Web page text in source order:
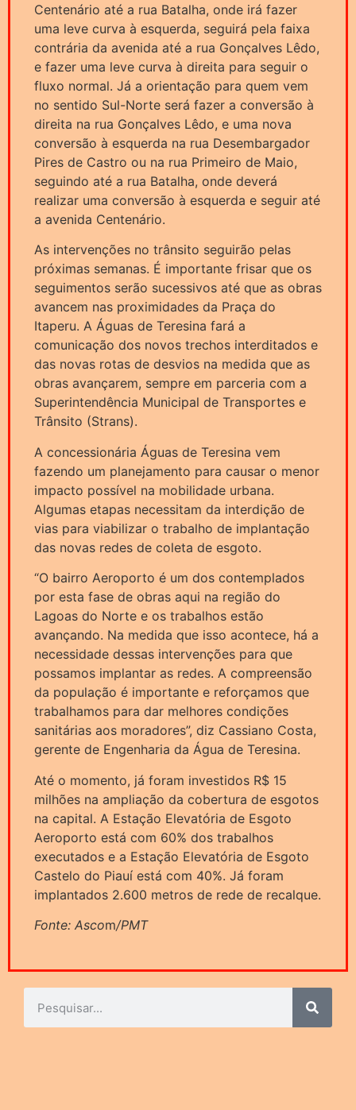
Centenário até a rua Batalha, onde irá fazer
uma leve curva à esquerda, seguirá pela faixa
contrária da avenida até a rua Gonçalves Lêdo,
e fazer uma leve curva à direita para seguir o
fluxo normal. Já a orientação para quem vem
no sentido Sul-Norte será fazer a conversão à
direita na rua Gonçalves Lêdo, e uma nova
conversão à esquerda na rua Desembargador
Pires de Castro ou na rua Primeiro de Maio,
seguindo até a rua Batalha, onde deverá
realizar uma conversão à esquerda e seguir até
a avenida Centenário.
As intervenções no trânsito seguirão pelas
próximas semanas. É importante frisar que os
seguimentos serão sucessivos até que as obras
avancem nas proximidades da Praça do
Itaperu. A Águas de Teresina fará a
comunicação dos novos trechos interditados e
das novas rotas de desvios na medida que as
obras avançarem, sempre em parceria com a
Superintendência Municipal de Transportes e
Trânsito (Strans).
A concessionária Águas de Teresina vem
fazendo um planejamento para causar o menor
impacto possível na mobilidade urbana.
Algumas etapas necessitam da interdição de
vias para viabilizar o trabalho de implantação
das novas redes de coleta de esgoto.
“O bairro Aeroporto é um dos contemplados
por esta fase de obras aqui na região do
Lagoas do Norte e os trabalhos estão
avançando. Na medida que isso acontece, há a
necessidade dessas intervenções para que
possamos implantar as redes. A compreensão
da população é importante e reforçamos que
trabalhamos para dar melhores condições
sanitárias aos moradores”, diz Cassiano Costa,
gerente de Engenharia da Água de Teresina.
Até o momento, já foram investidos R$ 15
milhões na ampliação da cobertura de esgotos
na capital. A Estação Elevatória de Esgoto
Aeroporto está com 60% dos trabalhos
executados e a Estação Elevatória de Esgoto
Castelo do Piauí está com 40%. Já foram
implantados 2.600 metros de rede de recalque.
Fonte: Ascom/PMT